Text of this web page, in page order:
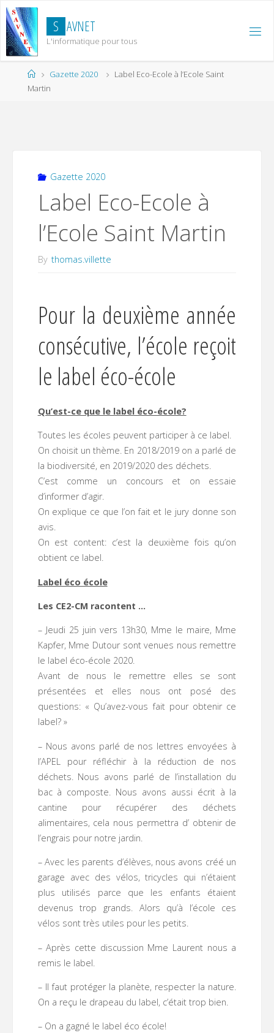
Skip
to
content
S AVNET
L'informatique pour tous
HomeGazette 2020
Label Eco-Ecole à l’Ecole Saint
Martin
Gazette 2020
Label Eco-Ecole à
l’Ecole Saint Martin
By thomas.villette
Pour la deuxième année
consécutive, l’école reçoit
le label éco-école
Qu’est-ce que le label éco-école?
Toutes les écoles peuvent participer à ce label.
On choisit un thème. En 2018/2019 on a parlé de
la biodiversité, en 2019/2020 des déchets.
C’est comme un concours et on essaie
d’informer d’agir.
On explique ce que l’on fait et le jury donne son
avis.
On est content: c’est la deuxième fois qu’on
obtient ce label.
Label éco école
Les CE2-CM racontent …
– Jeudi 25 juin vers 13h30, Mme le maire, Mme
Kapfer, Mme Dutour sont venues nous remettre
le label éco-école 2020.
Avant de nous le remettre elles se sont
présentées et elles nous ont posé des
questions: « Qu’avez-vous fait pour obtenir ce
label? »
– Nous avons parlé de nos lettres envoyées à
l’APEL pour réfléchir à la réduction de nos
déchets. Nous avons parlé de l’installation du
bac à composte. Nous avons aussi écrit à la
cantine pour récupérer des déchets
alimentaires, cela nous permettra d’ obtenir de
l’engrais pour notre jardin.
– Avec les parents d’élèves, nous avons créé un
garage avec des vélos, tricycles qui n’étaient
plus utilisés parce que les enfants étaient
devenus trop grands. Alors qu’à l’école ces
vélos sont très utiles pour les petits.
– Après cette discussion Mme Laurent nous a
remis le label.
– Il faut protéger la planète, respecter la nature.
On a reçu le drapeau du label, c’était trop bien.
– On a gagné le label éco école!